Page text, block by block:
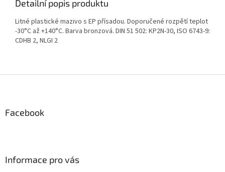
Detailní popis produktu
Litné plastické mazivo s EP přísadou. Doporučené rozpětí teplot
-30°C až +140°C. Barva bronzová. DIN 51 502: KP2N-30, ISO 6743-9:
CDHB 2, NLGI 2
Facebook
Informace pro vás